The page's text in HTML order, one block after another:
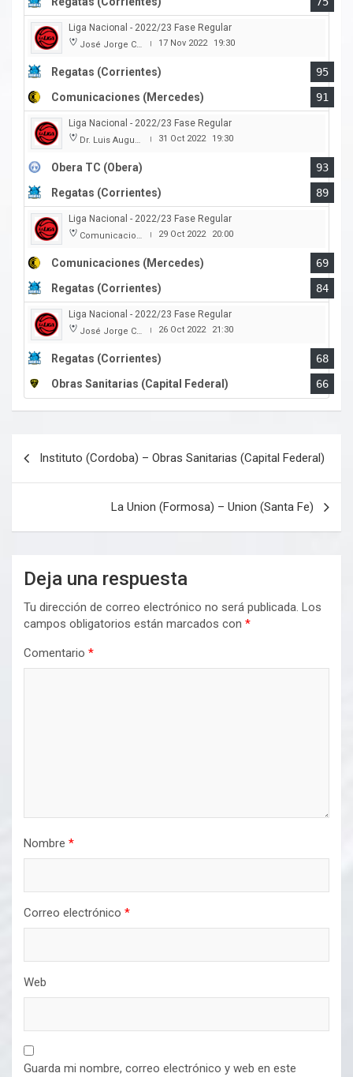
Liga Nacional - 2022/23 Fase Regular
José Jorge Contte | 17 Nov 2022 19:30
Regatas (Corrientes)
95
Comunicaciones (Mercedes)
91
Liga Nacional - 2022/23 Fase Regular
Dr. Luis Augusto Derna | 31 Oct 2022 19:30
Obera TC (Obera)
93
Regatas (Corrientes)
89
Liga Nacional - 2022/23 Fase Regular
Comunicaciones | 29 Oct 2022 20:00
Comunicaciones (Mercedes)
69
Regatas (Corrientes)
84
Liga Nacional - 2022/23 Fase Regular
José Jorge Contte | 26 Oct 2022 21:30
Regatas (Corrientes)
68
Obras Sanitarias (Capital Federal)
66
Instituto (Cordoba) – Obras Sanitarias (Capital Federal)
La Union (Formosa) – Union (Santa Fe)
Deja una respuesta
Tu dirección de correo electrónico no será publicada. Los
campos obligatorios están marcados con *
Comentario *
Nombre *
Correo electrónico *
Web
Guarda mi nombre, correo electrónico y web en este